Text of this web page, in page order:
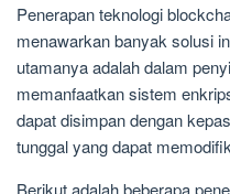
Penerapan teknologi
menawarkan banyak solusi
utamanya adalah dalam
memanfaatkan sistem
dapat disimpan dengan
tunggal yang dapat
Berikut adalah beberapa